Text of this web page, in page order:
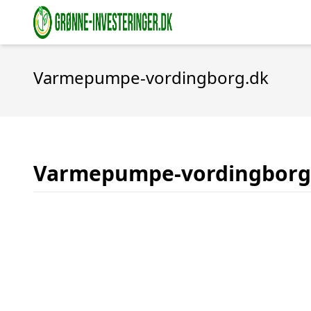
Varmepumpe-vordingborg.dk
Varmepumpe-